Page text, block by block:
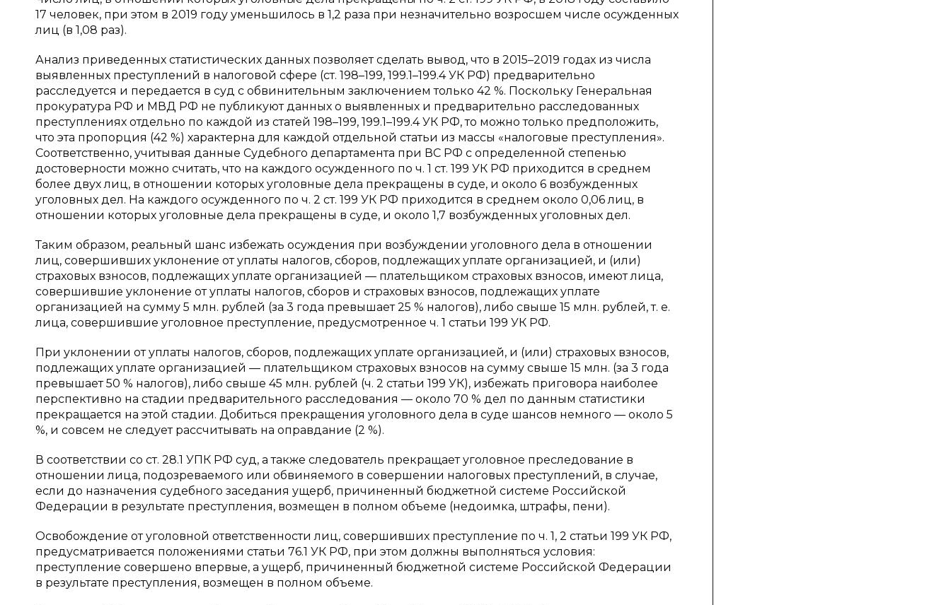
17 человек, при этом в 2019 году уменьшилось в 1,2 раза при незначительно возросшем числе осужденных
лиц (в 1,08 раз).
Анализ приведенных статистических данных позволяет сделать вывод, что в 2015–2019 годах из числа
выявленных преступлений в налоговой сфере (ст. 198–199, 199.1–199.4 УК РФ) предварительно
расследуется и передается в суд с обвинительным заключением только 42 %. Поскольку Генеральная
прокуратура РФ и МВД РФ не публикуют данных о выявленных и предварительно расследованных
преступлениях отдельно по каждой из статей 198–199, 199.1–199.4 УК РФ, то можно только предположить,
что эта пропорция (42 %) характерна для каждой отдельной статьи из массы «налоговые преступления».
Соответственно, учитывая данные Судебного департамента при ВС РФ с определенной степенью
достоверности можно считать, что на каждого осужденного по ч. 1 ст. 199 УК РФ приходится в среднем
более двух лиц, в отношении которых уголовные дела прекращены в суде, и около 6 возбужденных
уголовных дел. На каждого осужденного по ч. 2 ст. 199 УК РФ приходится в среднем около 0,06 лиц, в
отношении которых уголовные дела прекращены в суде, и около 1,7 возбужденных уголовных дел.
Таким образом, реальный шанс избежать осуждения при возбуждении уголовного дела в отношении
лиц, совершивших уклонение от уплаты налогов, сборов, подлежащих уплате организацией, и (или)
страховых взносов, подлежащих уплате организацией — плательщиком страховых взносов, имеют лица,
совершившие уклонение от уплаты налогов, сборов и страховых взносов, подлежащих уплате
организацией на сумму 5 млн. рублей (за 3 года превышает 25 % налогов), либо свыше 15 млн. рублей, т. е.
лица, совершившие уголовное преступление, предусмотренное ч. 1 статьи 199 УК РФ.
При уклонении от уплаты налогов, сборов, подлежащих уплате организацией, и (или) страховых взносов,
подлежащих уплате организацией — плательщиком страховых взносов на сумму свыше 15 млн. (за 3 года
превышает 50 % налогов), либо свыше 45 млн. рублей (ч. 2 статьи 199 УК), избежать приговора наиболее
перспективно на стадии предварительного расследования — около 70 % дел по данным статистики
прекращается на этой стадии. Добиться прекращения уголовного дела в суде шансов немного — около 5
%, и совсем не следует рассчитывать на оправдание (2 %).
В соответствии со ст. 28.1 УПК РФ суд, а также следователь прекращает уголовное преследование в
отношении лица, подозреваемого или обвиняемого в совершении налоговых преступлений, в случае,
если до назначения судебного заседания ущерб, причиненный бюджетной системе Российской
Федерации в результате преступления, возмещен в полном объеме (недоимка, штрафы, пени).
Освобождение от уголовной ответственности лиц, совершивших преступление по ч. 1, 2 статьи 199 УК РФ,
предусматривается положениями статьи 76.1 УК РФ, при этом должны выполняться условия:
преступление совершено впервые, а ущерб, причиненный бюджетной системе Российской Федерации
в результате преступления, возмещен в полном объеме.